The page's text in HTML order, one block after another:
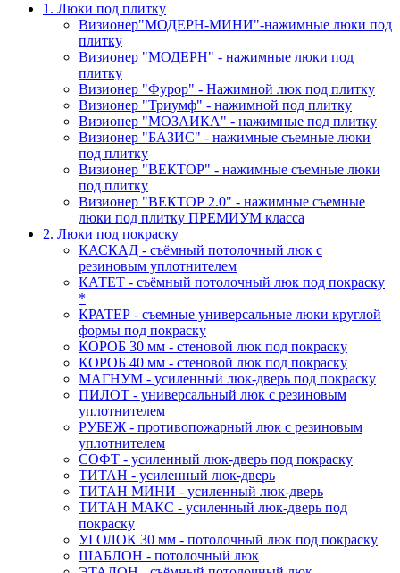
1. Люки под плитку
Визионер"МОДЕРН-МИНИ"-нажимные люки под
плитку
Визионер "МОДЕРН" - нажимные люки под
плитку
Визионер "Фурор" - Нажимной люк под плитку
Визионер "Триумф" - нажимной под плитку
Визионер "МОЗАИКА" - нажимные под плитку
Визионер "БАЗИС" - нажимные съемные люки
под плитку
Визионер "ВЕКТОР" - нажимные съемные люки
под плитку
Визионер "ВЕКТОР 2.0" - нажимные съемные
люки под плитку ПРЕМИУМ класса
2. Люки под покраску
КАСКАД - съёмный потолочный люк с
резиновым уплотнителем
КАТЕТ - съёмный потолочный люк под покраску
*
КРАТЕР - съемные универсальные люки круглой
формы под покраску
КОРОБ 30 мм - стеновой люк под покраску
КОРОБ 40 мм - стеновой люк под покраску
МАГНУМ - усиленный люк-дверь под покраску
ПИЛОТ - универсальный люк с резиновым
уплотнителем
РУБЕЖ - противопожарный люк с резиновым
уплотнителем
СОФТ - усиленный люк-дверь под покраску
ТИТАН - усиленный люк-дверь
ТИТАН МИНИ - усиленный люк-дверь
ТИТАН МАКС - усиленный люк-дверь под
покраску
УГОЛОК 30 мм - потолочный люк под покраску
ШАБЛОН - потолочный люк